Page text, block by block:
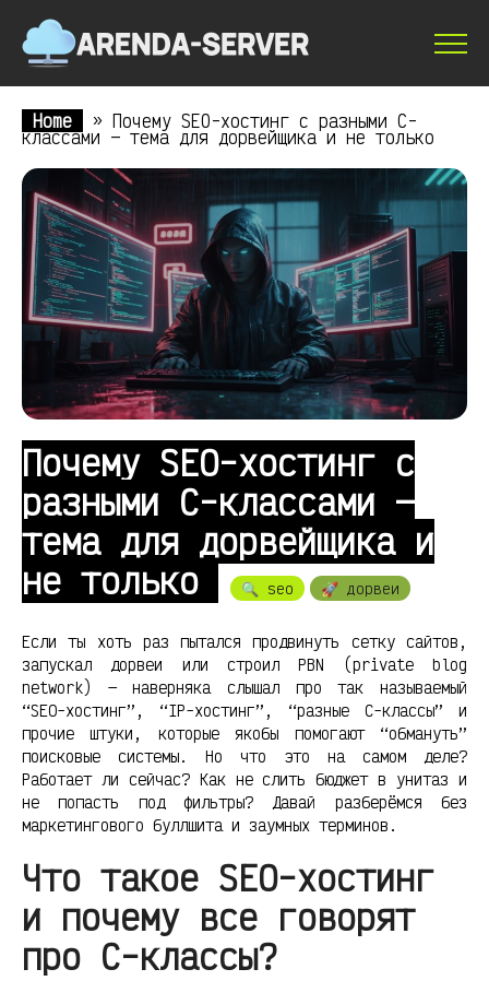
Home » Почему SEO-хостинг с разными C-
классами — тема для дорвейщика и не только
Почему SEO-хостинг с
разными C-классами —
тема для дорвейщика и
не только
🔍 seo 🚀 дорвеи
Если ты хоть раз пытался продвинуть сетку сайтов,
запускал дорвеи или строил PBN (private blog
network) — наверняка слышал про так называемый
“SEO-хостинг”, “IP-хостинг”, “разные C-классы” и
прочие штуки, которые якобы помогают “обмануть”
поисковые системы. Но что это на самом деле?
Работает ли сейчас? Как не слить бюджет в унитаз и
не попасть под фильтры? Давай разберёмся без
маркетингового буллшита и заумных терминов.
Что такое SEO-хостинг
и почему все говорят
про C-классы?